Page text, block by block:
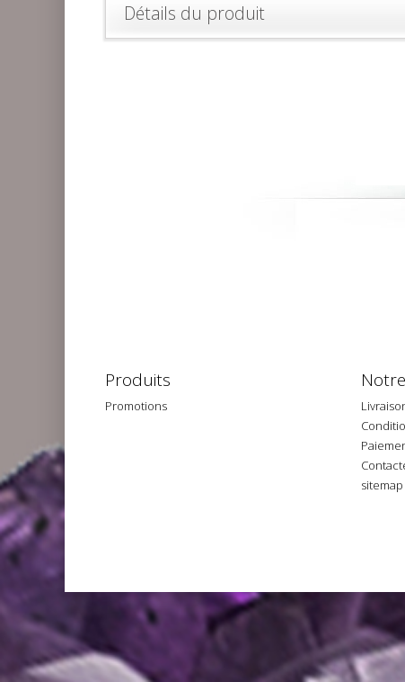
Détails du produit
Produits
Promotions
sitemap